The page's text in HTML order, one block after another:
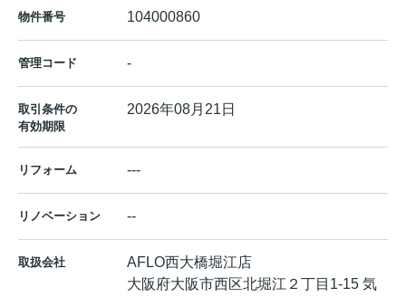
物件番号 104000860
管理コード -
取引条件の
有効期限
2026年08月21日
リフォーム ---
リノベーション --
取扱会社
AFLO西大橋堀江店
大阪府大阪市西区北堀江２丁目1-15 気